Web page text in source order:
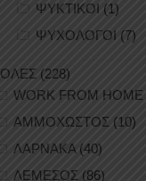
ΨΥΚΤΙΚΟΙ (1)
ΨΥΧΟΛΟΓΟΙ (7)
ΟΛΕΣ (228)
WORK FROM HOME
ΑΜΜΟΧΩΣΤΟΣ (10)
ΛΑΡΝΑΚΑ (40)
ΛΕΜΕΣΟΣ (86)